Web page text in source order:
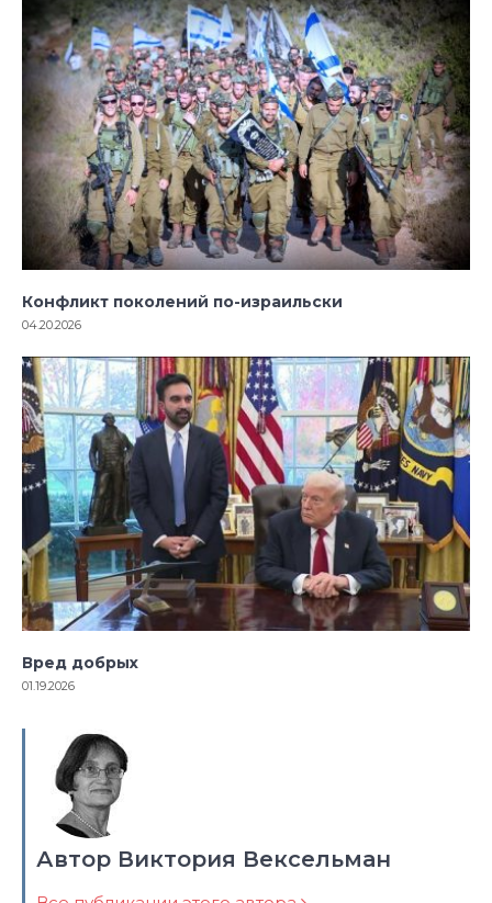
Конфликт поколений по-израильски
04.20.2026
Вред добрых
01.19.2026
Автор Виктория Вексельман